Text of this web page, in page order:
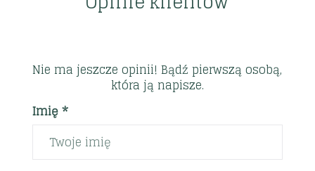
Nie ma jeszcze opinii! Bądź pierwszą osobą,
która ją napisze.
Imię *